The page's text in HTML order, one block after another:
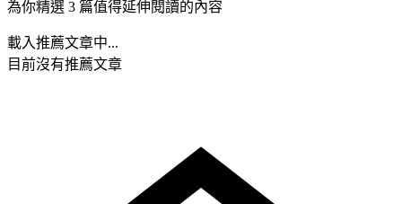
為你精選 3 篇值得延伸閱讀的內容
載入推薦文章中...
目前沒有推薦文章